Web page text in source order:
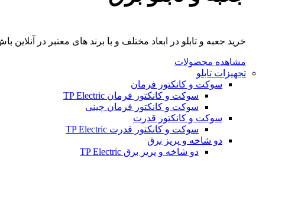
خرید جعبه و تابلو در ابعاد مختلف و با برند های معتبر در آنلاین
مشاهده محصولات
تجهیزات تابلو
سوکت و کانکتور فرمان
سوکت و کانکتور فرمان TP Electric
سوکت و کانکتور فرمان چینی
سوکت و کانکتور قدرت
سوکت و کانکتور قدرت TP Electric
دو شاخه و پریز برق
دو شاخه و پریز برق TP Electric